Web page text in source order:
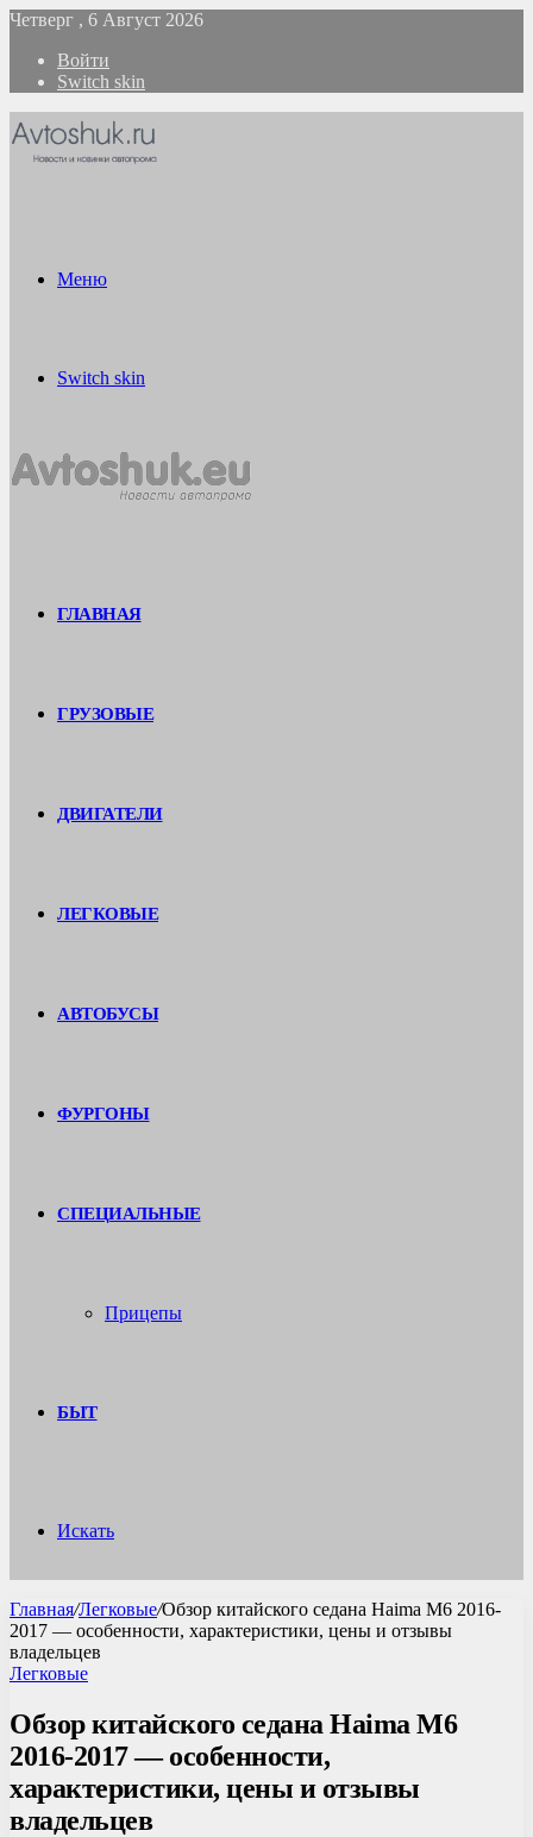
Четверг , 6 Август 2026
Войти
Switch skin
Меню
Switch skin
ГЛАВНАЯ
ГРУЗОВЫЕ
ДВИГАТЕЛИ
ЛЕГКОВЫЕ
АВТОБУСЫ
ФУРГОНЫ
СПЕЦИАЛЬНЫЕ
Прицепы
БЫТ
Искать
Главная/Легковые/Обзор китайского седана Haima M6 2016-
2017 — особенности, характеристики, цены и отзывы
владельцев
Легковые
Обзор китайского седана Haima M6
2016-2017 — особенности,
характеристики, цены и отзывы
владельцев